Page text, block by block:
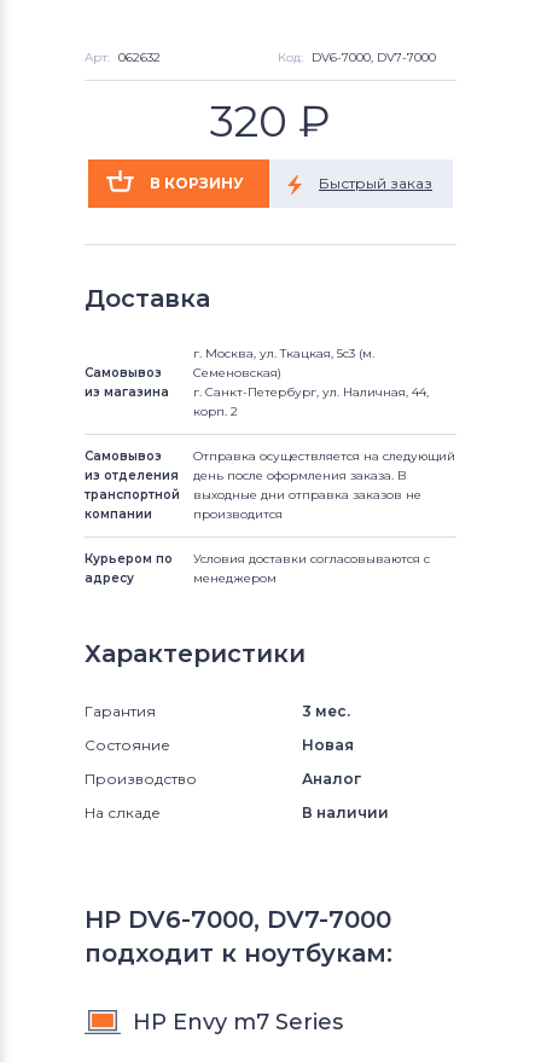
Арт: 062632 Код: DV6-7000, DV7-7000
320 ₽
Доставка
Самовывоз
из магазина
г. Москва, ул. Ткацкая, 5с3 (м.
Семеновская)
г. Санкт-Петербург, ул. Наличная, 44,
корп. 2
Самовывоз
из отделения
транспортной
компании
Отправка осуществляется на следующий
день после оформления заказа. В
выходные дни отправка заказов не
производится
Курьером по
адресу
Условия доставки согласовываются с
менеджером
Характеристики
Гарантия
3 мес.
Состояние
Новая
Производство
Аналог
На слкаде
В наличии
HP DV6-7000, DV7-7000
подходит к ноутбукам:
HP Envy m7 Series